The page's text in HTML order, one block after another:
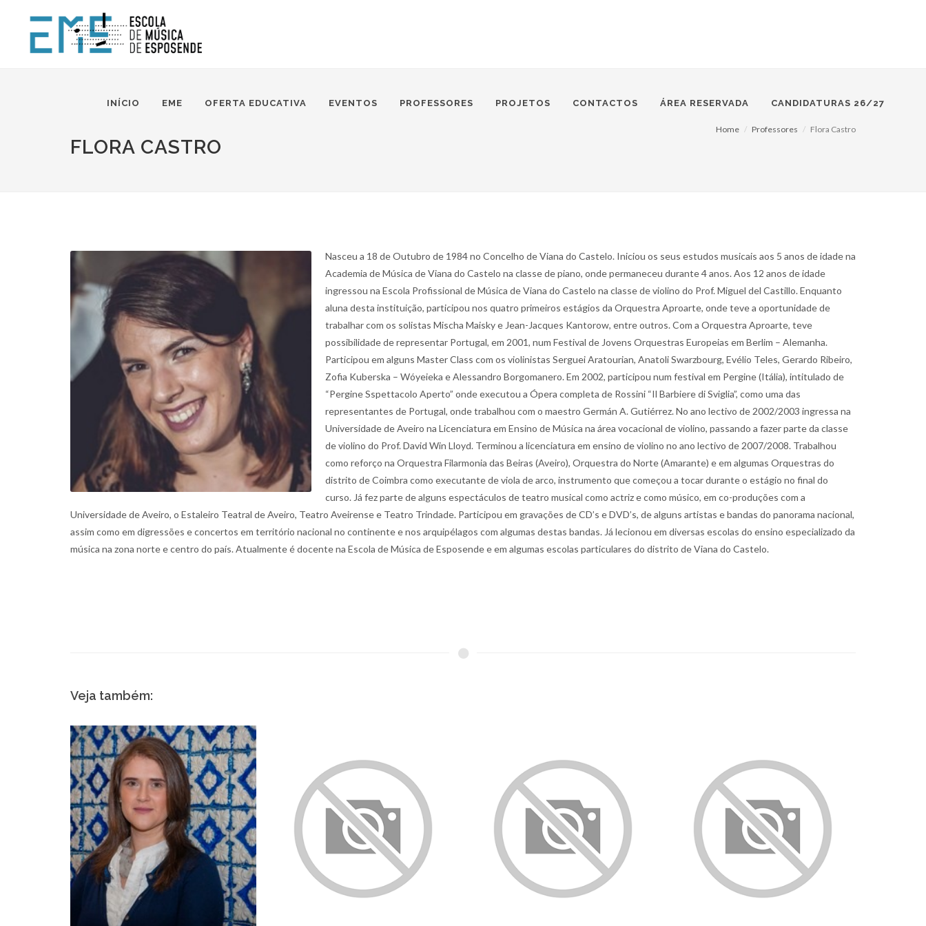
INÍCIO EME OFERTA EDUCATIVA EVENTOS PROFESSORES PROJETOS CONTACTOS ÁREA RESERVADA CANDIDATURAS 26/27
FLORA CASTRO
Home Professores Flora Castro
Nasceu a 18 de Outubro de 1984 no Concelho de Viana do Castelo. Iniciou os seus estudos musicais aos 5 anos de idade na
Academia de Música de Viana do Castelo na classe de piano, onde permaneceu durante 4 anos. Aos 12 anos de idade
ingressou na Escola Profissional de Música de Viana do Castelo na classe de violino do Prof. Miguel del Castillo. Enquanto
aluna desta instituição, participou nos quatro primeiros estágios da Orquestra Aproarte, onde teve a oportunidade de
trabalhar com os solistas Mischa Maisky e Jean-Jacques Kantorow, entre outros. Com a Orquestra Aproarte, teve
possibilidade de representar Portugal, em 2001, num Festival de Jovens Orquestras Europeias em Berlim – Alemanha.
Participou em alguns Master Class com os violinistas Serguei Aratourian, Anatoli Swarzbourg, Evélio Teles, Gerardo Ribeiro,
Zofia Kuberska – Wóyeieka e Alessandro Borgomanero. Em 2002, participou num festival em Pergine (Itália), intitulado de
“Pergine Sspettacolo Aperto” onde executou a Ópera completa de Rossini “Il Barbiere di Sviglia”, como uma das
representantes de Portugal, onde trabalhou com o maestro Germán A. Gutiérrez. No ano lectivo de 2002/2003 ingressa na
Universidade de Aveiro na Licenciatura em Ensino de Música na área vocacional de violino, passando a fazer parte da classe
de violino do Prof. David Win Lloyd. Terminou a licenciatura em ensino de violino no ano lectivo de 2007/2008. Trabalhou
como reforço na Orquestra Filarmonia das Beiras (Aveiro), Orquestra do Norte (Amarante) e em algumas Orquestras do
distrito de Coimbra como executante de viola de arco, instrumento que começou a tocar durante o estágio no final do
curso. Já fez parte de alguns espectáculos de teatro musical como actriz e como músico, em co-produções com a
Universidade de Aveiro, o Estaleiro Teatral de Aveiro, Teatro Aveirense e Teatro Trindade. Participou em gravações de CD’s e DVD’s, de alguns artistas e bandas do panorama nacional,
assim como em digressões e concertos em território nacional no continente e nos arquipélagos com algumas destas bandas. Já lecionou em diversas escolas do ensino especializado da
música na zona norte e centro do país. Atualmente é docente na Escola de Música de Esposende e em algumas escolas particulares do distrito de Viana do Castelo.
Veja também: